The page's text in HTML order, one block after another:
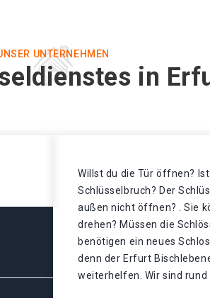
UNTERNEHMEN
in
Willst du die Tür öffnen?
Schlüsselbruch? Der
außen nicht öffnen? . Sie
drehen? Müssen die
benötigen ein neues
denn der Erfurt
weiterhelfen. Wir sind rund